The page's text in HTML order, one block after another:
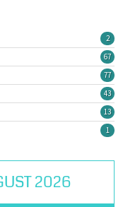
2
67
77
43
13
1
2026